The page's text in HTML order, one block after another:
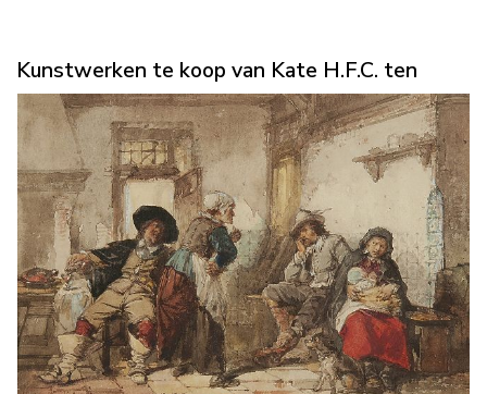
Kunstwerken te koop van Kate H.F.C. ten